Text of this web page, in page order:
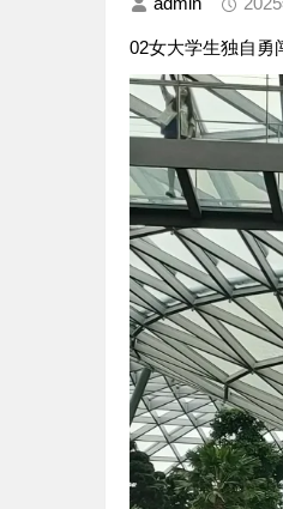
02女大学生独自勇